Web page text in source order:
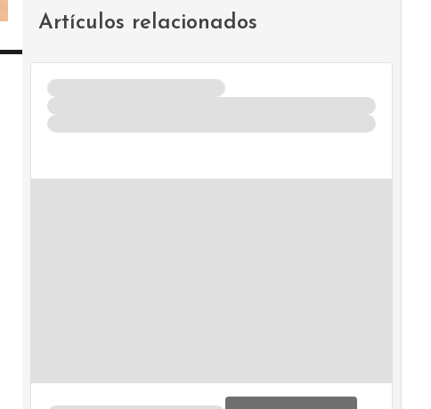
Artículos relacionados